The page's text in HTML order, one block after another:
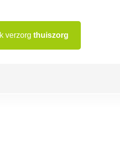
Ik verzorg thuiszorg